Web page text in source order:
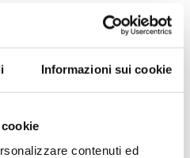
Informazioni sui cookie
contenuti ed
pubblicitario su prodotti o
va ad aggiungere anche
In questo
esplicito all’utente in